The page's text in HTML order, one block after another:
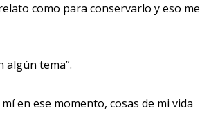
como para conservarlo y eso me
algún tema”.
en ese momento, cosas de mi vida